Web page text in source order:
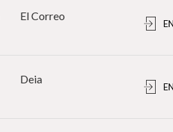
El Correo
Deia